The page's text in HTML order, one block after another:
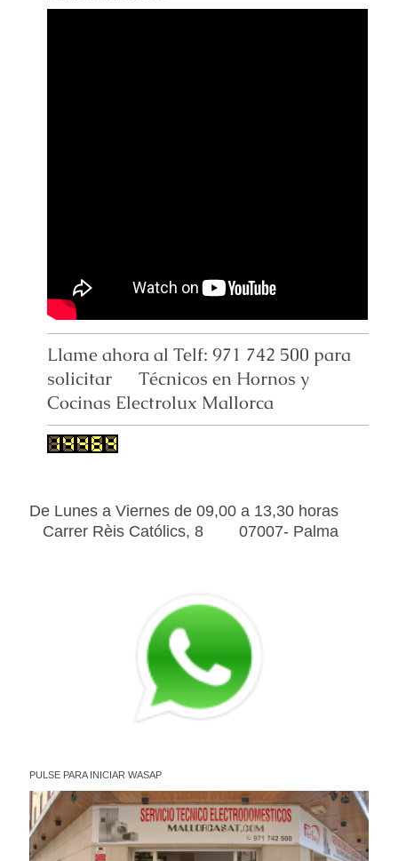
Llame ahora al Telf: 971 742 500 para
solicitar Técnicos en Hornos y
Cocinas Electrolux Mallorca
De Lunes a Viernes de 09,00 a 13,30 horas
Carrer Rèis Católics, 8 07007- Palma
PULSE PARA INICIAR WASAP